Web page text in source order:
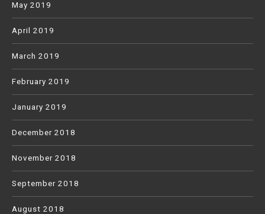
May 2019
April 2019
March 2019
February 2019
January 2019
December 2018
November 2018
September 2018
August 2018